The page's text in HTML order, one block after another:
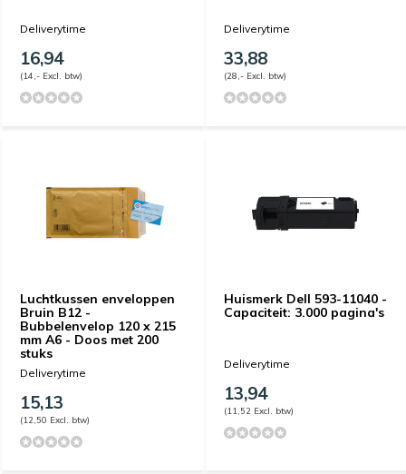
Deliverytime
16,94
(14,- Excl. btw)
Deliverytime
33,88
(28,- Excl. btw)
Luchtkussen enveloppen
Bruin B12 -
Bubbelenvelop 120 x 215
mm A6 - Doos met 200
stuks
Deliverytime
15,13
(12,50 Excl. btw)
Huismerk Dell 593-11040 -
Capaciteit: 3.000 pagina's
Deliverytime
13,94
(11,52 Excl. btw)